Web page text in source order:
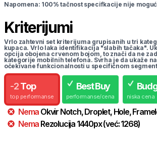
Napomena: 100% tačnost specifkacije nije
Kriterijumi
Vrlo zahtevni set kriterijuma grupisanih u tri
kupaca. Vrlo laka identifikacija "slabih tačaka".
opcija obojena crvenom bojom, to znači da ne
kategorije mobilnih telefona. Svrha je da ukaže
očekivane funkcionalnosti u specifičnom
-2 Top
top performanse
Best Buy
performanse/cena niska cena
Nema Okvir Notch, Droplet, Hole,
Nema Rezolucija 1440px(već:1268)